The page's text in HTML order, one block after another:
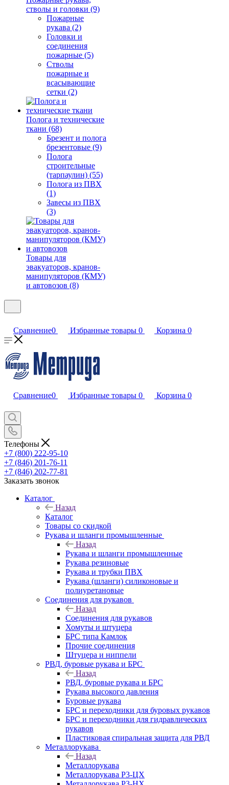
стволы и головки (9)
Пожарные
рукава (2)
Головки и
соединения
пожарные (5)
Стволы
пожарные и
всасывающие
сетки (2)
Полога и технические
ткани (68)
Брезент и полога
брезентовые (9)
Полога
строительные
(тарпаулин) (55)
Полога из ПВХ
(1)
Завесы из ПВХ
(3)
Товары для
эвакуаторов, кранов-
манипуляторов (КМУ)
и автовозов (8)
Сравнение0 Избранные товары 0 Корзина 0
Сравнение0 Избранные товары 0 Корзина 0
Телефоны
+7 (800) 222-95-10
+7 (846) 201-76-11
+7 (846) 202-77-81
Заказать звонок
Каталог
Назад
Каталог
Товары со скидкой
Рукава и шланги промышленные
Назад
Рукава и шланги промышленные
Рукава резиновые
Рукава и трубки ПВХ
Рукава (шланги) силиконовые и
полиуретановые
Соединения для рукавов
Назад
Соединения для рукавов
Хомуты и штуцера
БРС типа Камлок
Прочие соединения
Штуцера и ниппели
РВД, буровые рукава и БРС
Назад
РВД, буровые рукава и БРС
Рукава высокого давления
Буровые рукава
БРС и переходники для буровых рукавов
БРС и переходники для гидравлических
рукавов
Пластиковая спиральная защита для РВД
Металлорукава
Назад
Металлорукава
Металлорукава Р3-ЦХ